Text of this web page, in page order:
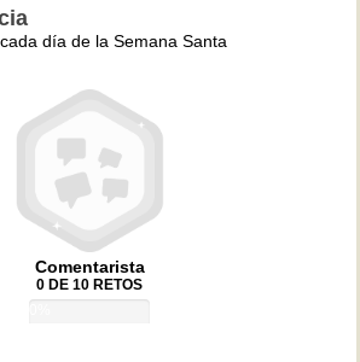
día de la Semana Santa
Comentarista
0 DE 10 RETOS